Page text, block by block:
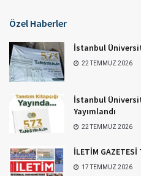
Özel Haberler
İstanbul
22 TEMMUZ 2026
İstanbul
Yayımlandı
22 TEMMUZ 2026
İLETİM GAZETESİ
17 TEMMUZ 2026